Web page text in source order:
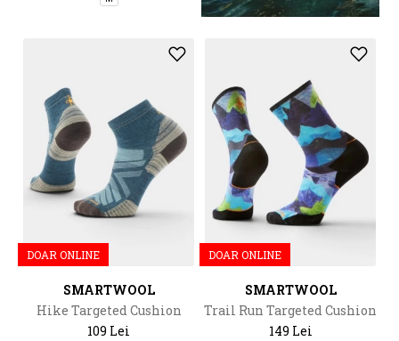
DOAR ONLINE
SMARTWOOL
Hike Targeted Cushion
Ankle Socks
109 Lei
DOAR ONLINE
SMARTWOOL
Trail Run Targeted Cushion
Summit Sector
149 Lei